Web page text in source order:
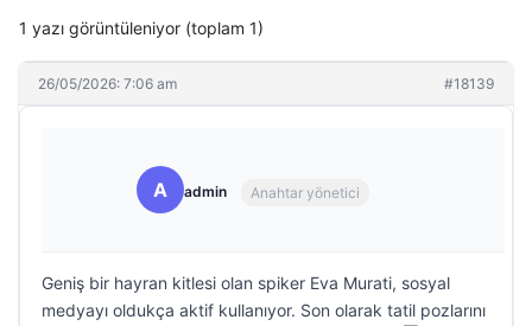
1 yazı görüntüleniyor (toplam 1)
26/05/2026: 7:06 am #18139
A admin Anahtar yönetici
Geniş bir hayran kitlesi olan spiker Eva Murati, sosyal
medyayı oldukça aktif kullanıyor. Son olarak tatil pozlarını